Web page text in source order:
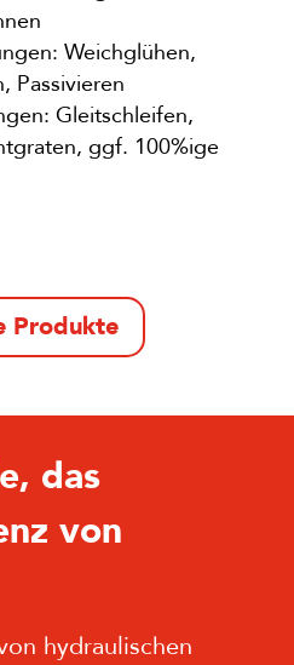
Weichglühen,
Passivieren
Gleitschleifen,
ggf. 100%ige
Produkte
das
von
hydraulischen